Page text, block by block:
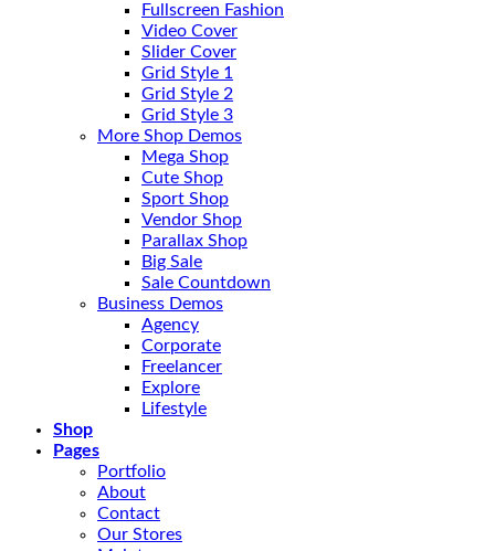
Fullscreen Fashion
Video Cover
Slider Cover
Grid Style 1
Grid Style 2
Grid Style 3
More Shop Demos
Mega Shop
Cute Shop
Sport Shop
Vendor Shop
Parallax Shop
Big Sale
Sale Countdown
Business Demos
Agency
Corporate
Freelancer
Explore
Lifestyle
Shop
Pages
Portfolio
About
Contact
Our Stores